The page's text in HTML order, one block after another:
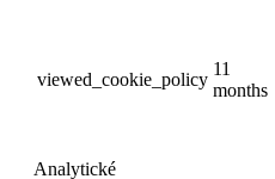
viewed_cookie_policy
11
months
Analytické